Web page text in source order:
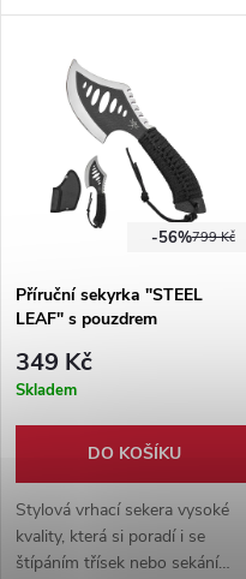
nošení. Ostrá čepel vyrobena z
dodáváno s koženým
pouzdrem pro čepel.
799 Kč
-56%
Příruční sekyrka "STEEL
LEAF" s pouzdrem
349 Kč
Skladem
DO KOŠÍKU
Stylová vrhací sekera vysoké
kvality, která si poradí i se
štípáním třísek nebo sekání